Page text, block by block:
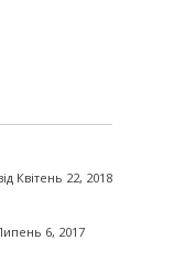
Квітень 22, 2018
6, 2017